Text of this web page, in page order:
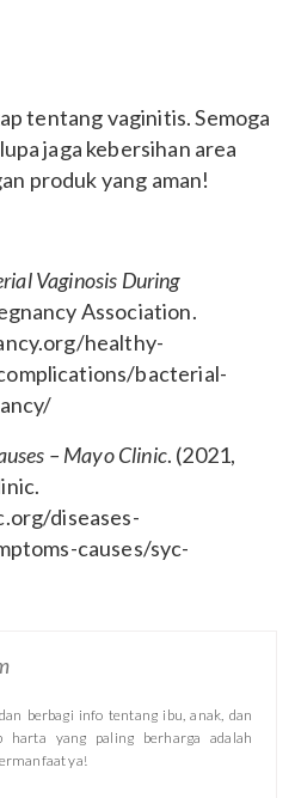
tentang vaginitis. Semoga
jaga kebersihan area
produk yang aman!
Vaginosis During
Association.
healthy-
bacterial-
– Mayo Clinic. (2021,
diseases-
causes/syc-
berbagi info tentang ibu, anak, dan
harta yang paling berharga adalah
ya!